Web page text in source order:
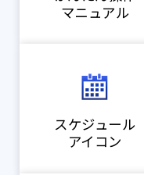
マニュアル
スケジュール
アイコン